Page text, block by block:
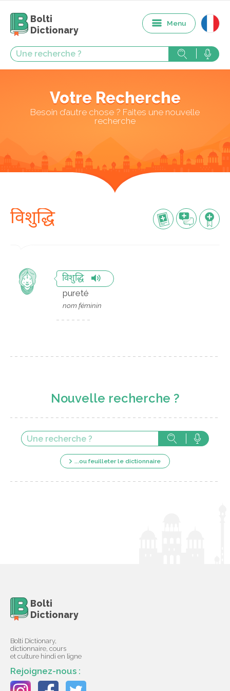
Bolti
Dictionary
Menu
Votre Recherche
Besoin d’autre chose ? Faites une nouvelle
recherche
विशुद्धि
विशुद्धि
pureté
nom féminin
Nouvelle recherche ?
...ou feuilleter le dictionnaire
Bolti
Dictionary
Bolti Dictionary,
dictionnaire, cours
et culture hindi en ligne
Rejoignez-nous :